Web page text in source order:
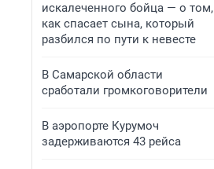
искалеченного бойца — о том,
как спасает сына, который
разбился по пути к невесте
В Самарской области
сработали громкоговорители
В аэропорте Курумоч
задерживаются 43 рейса